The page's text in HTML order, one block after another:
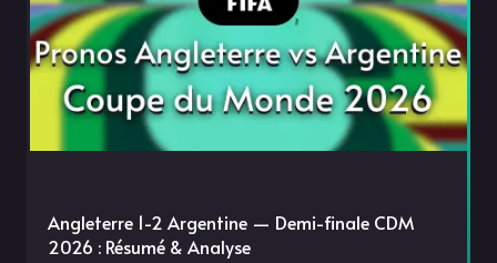
Angleterre 1-2 Argentine — Demi-finale CDM
2026 : Résumé & Analyse